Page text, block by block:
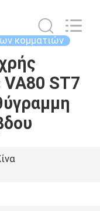
κομματιών
ST7